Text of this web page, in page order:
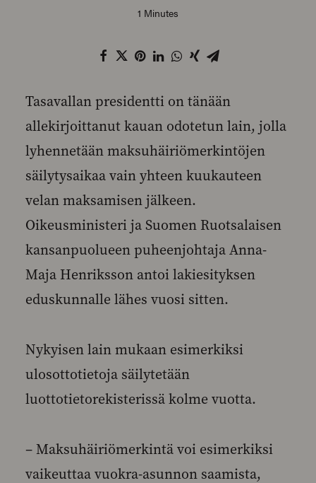
1 Minutes
Tasavallan presidentti on tänään
allekirjoittanut kauan odotetun lain, jolla
lyhennetään maksuhäiriömerkintöjen
säilytysaikaa vain yhteen kuukauteen
velan maksamisen jälkeen.
Oikeusministeri ja Suomen Ruotsalaisen
kansanpuolueen puheenjohtaja Anna-
Maja Henriksson antoi lakiesityksen
eduskunnalle lähes vuosi sitten.
Nykyisen lain mukaan esimerkiksi
ulosottotietoja säilytetään
luottotietorekisterissä kolme vuotta.
– Maksuhäiriömerkintä voi esimerkiksi
vaikeuttaa vuokra-asunnon saamista,